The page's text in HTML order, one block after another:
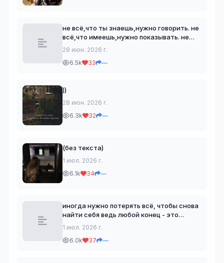
не всё,что ты знаешь,нужно говорить. не
всё,что имеешь,нужно показывать. не
всегда друзей своих нужно хвалить и не
28 июн. 2026 г.
6.5k
32 —
))
28 июн. 2026 г.
6.3k
32 —
(без текста)
1 июл. 2026 г.
6.1k
34 —
иногда нужно потерять всё, чтобы снова
найти себя ведь любой конец - это
начало чего-то нового
1 июл. 2026 г.
6.0k
37 —